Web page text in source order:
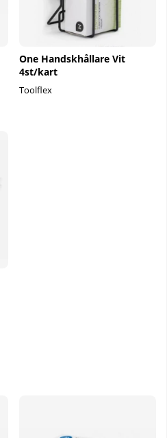
One Handskhållare Vit
4st/kart
Toolflex